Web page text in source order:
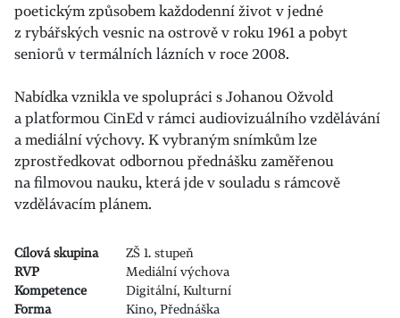
poetickým způsobem každodenní život v jedné
z rybářských vesnic na ostrově v roku 1961 a pobyt
seniorů v termálních lázních v roce 2008.
Nabídka vznikla ve spolupráci s Johanou Ožvold
a platformou CinEd v rámci audiovizuálního vzdělávání
a mediální výchovy. K vybraným snímkům lze
zprostředkovat odbornou přednášku zaměřenou
na filmovou nauku, která jde v souladu s rámcově
vzdělávacím plánem.
Cílová skupina
ZŠ 1. stupeň
RVP
Mediální výchova
Kompetence
Digitální, Kulturní
Forma
Kino, Přednáška